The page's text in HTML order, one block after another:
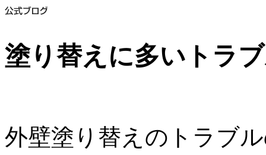
塗り替えに多いトラ
外壁塗り替えのトラブ